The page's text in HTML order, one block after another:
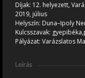
Díjak: 12. helyezett,
2019, július
Helyszín: Duna–Ipoly
Kulcsszavak:
Pályázat: Varázslatos
Leírás